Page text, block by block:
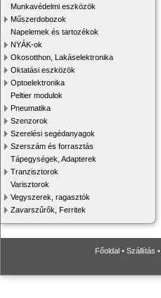
Munkavédelmi eszközök
Műszerdobozok
Napelemek és tartozékok
NYÁK-ok
Okosotthon, Lakáselektronika
Oktatási eszközök
Optoelektronika
Peltier modulok
Pneumatika
Szenzorok
Szerelési segédanyagok
Szerszám és forrasztás
Tápegységek, Adapterek
Tranzisztorok
Varisztorok
Vegyszerek, ragasztók
Zavarszűrők, Ferritek
Főoldal • Szállítás •